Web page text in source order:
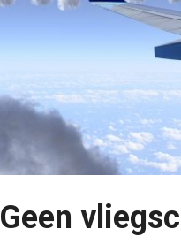
Geen